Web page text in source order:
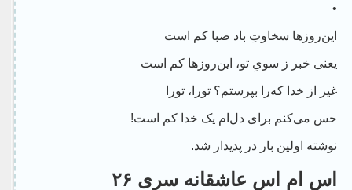
•
این‌روزها سخاوتِ باد صبا کم است
یعنی خبر ز سویِ تو، این‌روزها کم است
غیر از خدا که‌را بپرستم؟ تورا، تورا
حس می‌کنم برای دل‌ام یک خدا کم است!
نوشته اولین بار در پدیدار شد.
اس ام اس عاشقانه سری ۲۶